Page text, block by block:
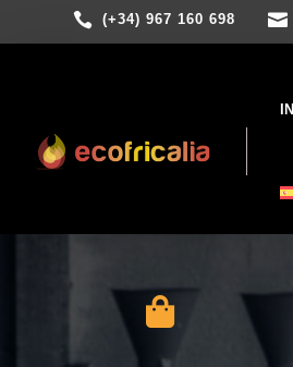
 (+34) 967 160 698 
